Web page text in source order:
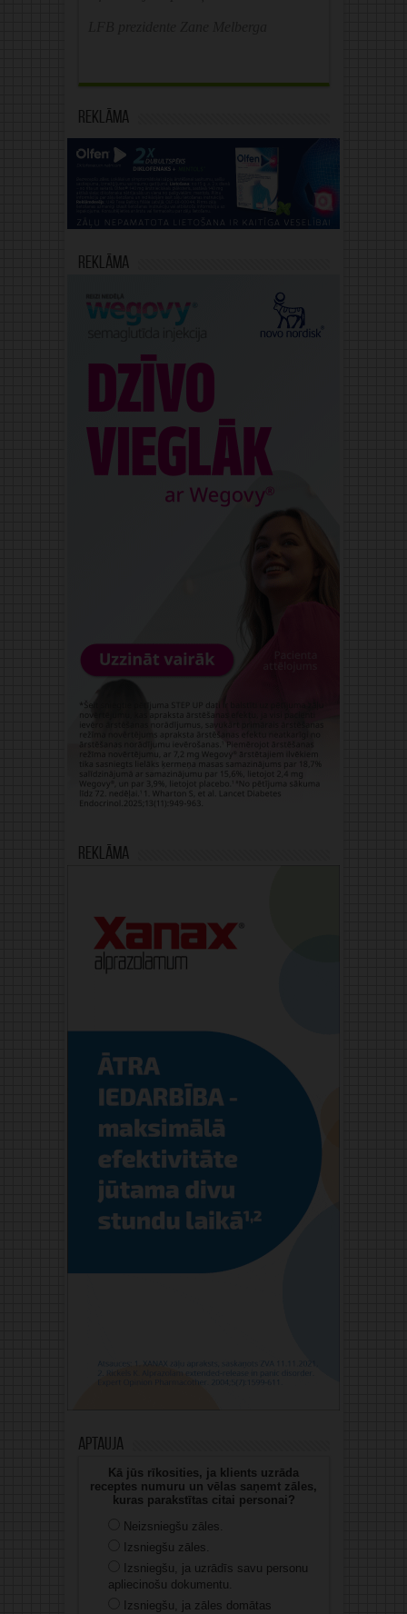
Reklāma
Reklāma
Reklāma
Aptauja
Kā jūs rīkosities, ja klients uzrāda
receptes numuru un vēlas saņemt zāles,
kuras parakstītas citai personai?
Neizsniegšu zāles.
Izsniegšu zāles.
Izsniegšu, ja uzrādīs savu personu
apliecinošu dokumentu.
Izsniegšu, ja zāles domātas